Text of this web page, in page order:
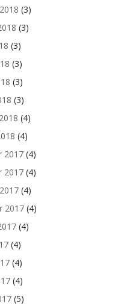
(3)
(3)
(3)
(3)
(3)
(3)
(4)
(4)
2017(4)
2017 (4)
(4)
2017 (4)
(4)
(4)
(4)
(4)
(5)